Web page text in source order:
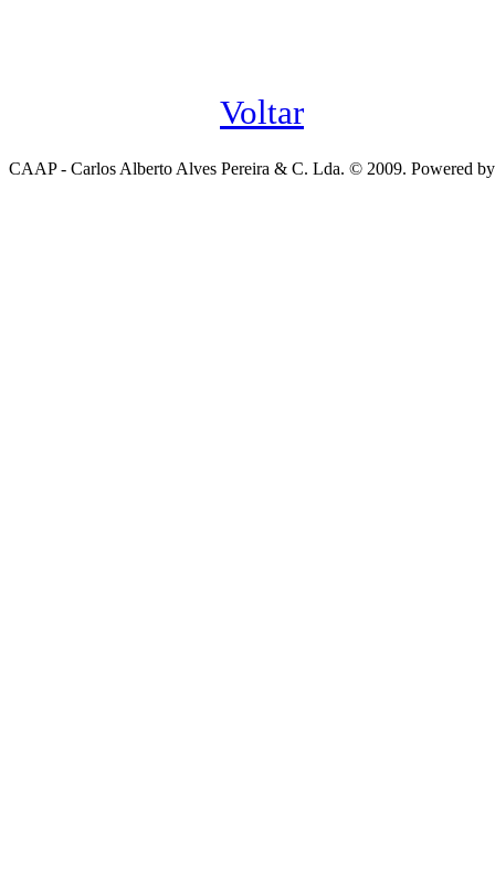
Voltar
CAAP - Carlos Alberto Alves Pereira & C. Lda. © 2009. Powered